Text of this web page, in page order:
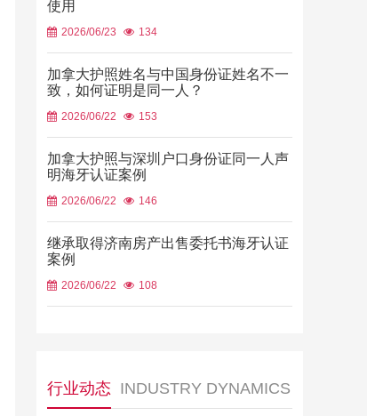
使用
2026/06/23 134
加拿大护照姓名与中国身份证姓名不一
致，如何证明是同一人？
2026/06/22 153
加拿大护照与深圳户口身份证同一人声
明海牙认证案例
2026/06/22 146
继承取得济南房产出售委托书海牙认证
案例
2026/06/22 108
行业动态 INDUSTRY DYNAMICS